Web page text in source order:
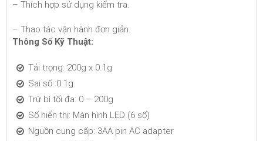
– Thích hợp sử dụng kiểm tra.
– Thao tác vận hành đơn giản.
Thông Số Kỹ Thuật:
Tải trọng: 200g x 0.1g
Sai số: 0.1g
Trừ bì tối đa: 0 – 200g
Số hiển thị: Màn hình LED (6 số)
Nguồn cung cấp: 3AA pin AC adapter